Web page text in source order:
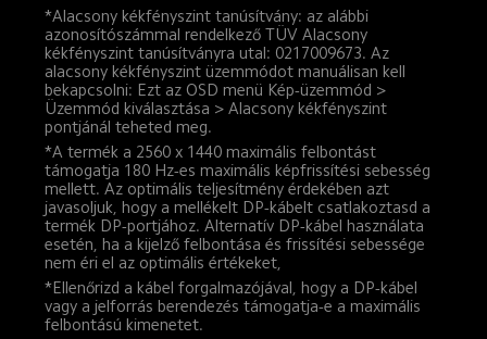
*Alacsony kékfényszint tanúsítvány: az alábbi
azonosítószámmal rendelkező TÜV Alacsony
kékfényszint tanúsítványra utal: 0217009673. Az
alacsony kékfényszint üzemmódot manuálisan kell
bekapcsolni: Ezt az OSD menü Kép-üzemmód >
Üzemmód kiválasztása > Alacsony kékfényszint
pontjánál teheted meg.
*A termék a 2560 x 1440 maximális felbontást
támogatja 180 Hz-es maximális képfrissítési sebesség
mellett. Az optimális teljesítmény érdekében azt
javasoljuk, hogy a mellékelt DP-kábelt csatlakoztasd a
termék DP-portjához. Alternatív DP-kábel használata
esetén, ha a kijelző felbontása és frissítési sebessége
nem éri el az optimális értékeket,
*Ellenőrizd a kábel forgalmazójával, hogy a DP-kábel
vagy a jelforrás berendezés támogatja-e a maximális
felbontású kimenetet.